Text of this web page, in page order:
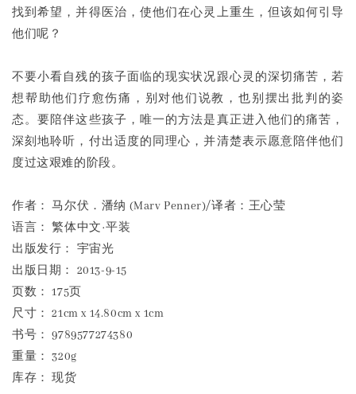
找到希望，并得医治，使他们在心灵上重生，但该如何引导
他们呢？
不要小看自残的孩子面临的现实状况跟心灵的深切痛苦，若
想帮助他们疗愈伤痛，别对他们说教，也别摆出批判的姿
态。要陪伴这些孩子，唯一的方法是真正进入他们的痛苦，
深刻地聆听，付出适度的同理心，并清楚表示愿意陪伴他们
度过这艰难的阶段。
作者： 马尔伏．潘纳 (Marv Penner)/译者：王心莹
语言： 繁体中文·平装
出版发行： 宇宙光
出版日期： 2013-9-15
页数： 175页
尺寸： 21cm x 14.80cm x 1cm
书号： 9789577274380
重量： 320g
库存： 现货